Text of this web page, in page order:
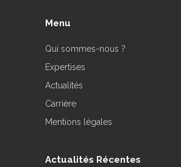
Menu
Qui sommes-nous ?
Expertises
Actualités
Carrière
Mentions légales
Actualités Récentes